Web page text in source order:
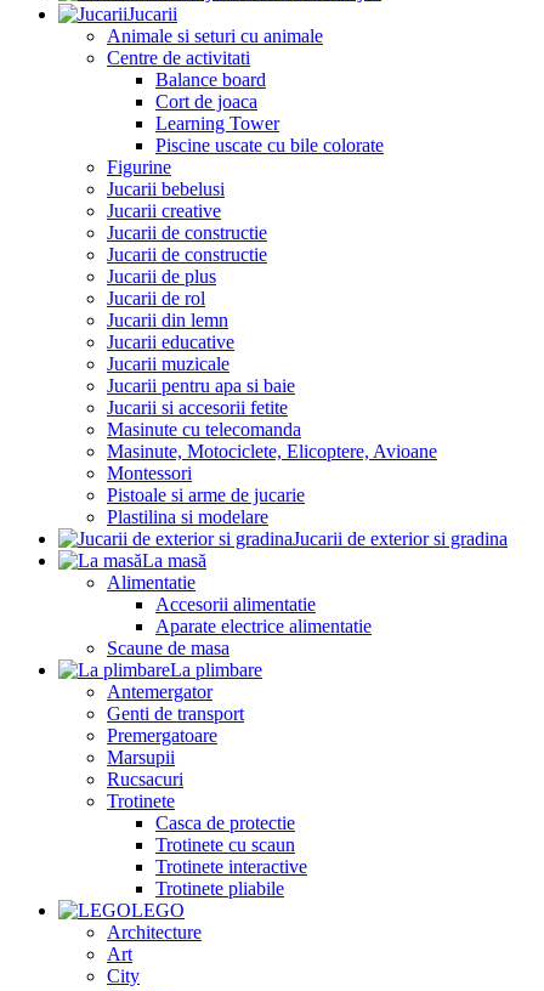
Jucarii
Animale si seturi cu animale
Centre de activitati
Balance board
Cort de joaca
Learning Tower
Piscine uscate cu bile colorate
Figurine
Jucarii bebelusi
Jucarii creative
Jucarii de constructie
Jucarii de constructie
Jucarii de plus
Jucarii de rol
Jucarii din lemn
Jucarii educative
Jucarii muzicale
Jucarii pentru apa si baie
Jucarii si accesorii fetite
Masinute cu telecomanda
Masinute, Motociclete, Elicoptere, Avioane
Montessori
Pistoale si arme de jucarie
Plastilina si modelare
Jucarii de exterior si gradina
La masă
Alimentatie
Accesorii alimentatie
Aparate electrice alimentatie
Scaune de masa
La plimbare
Antemergator
Genti de transport
Premergatoare
Marsupii
Rucsacuri
Trotinete
Casca de protectie
Trotinete cu scaun
Trotinete interactive
Trotinete pliabile
LEGO
Architecture
Art
City